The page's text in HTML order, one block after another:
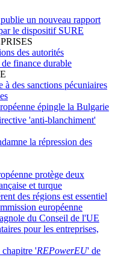
un nouveau rapport
le dispositif SURE
des autorités
finance durable
à des sanctions pécuniaires
épingle la Bulgarie
'anti-blanchiment'
la répression des
protège deux
et turque
des régions est essentiel
européenne
du Conseil de l'UE
pour les entreprises,
'REPowerEU' de